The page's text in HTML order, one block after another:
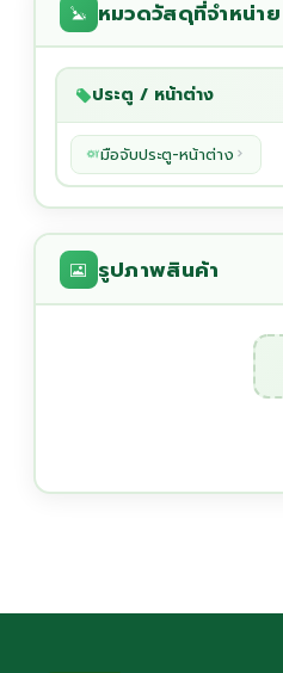
หมวดวัสดุที่จำหน่าย
ประตู / หน้าต่าง
มือจับประตู-หน้าต่าง
รูปภาพสินค้า